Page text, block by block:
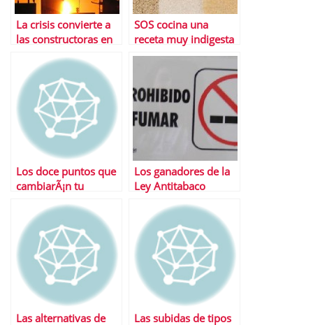
La crisis convierte a
las constructoras en
dulce del Ibex
SOS cocina una
receta muy indigesta
para Ruiz-Mateos
Los doce puntos que
cambiarÃ¡n tu
reforma
Los ganadores de la
Ley Antitabaco
Las alternativas de Las subidas de tipos